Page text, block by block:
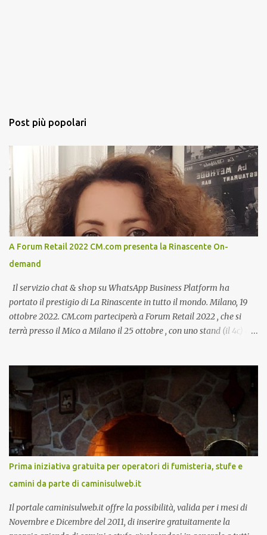
Post più popolari
A Forum Retail 2022 CM.com presenta la Rinascente On-
demand
Il servizio chat & shop su WhatsApp Business Platform ha
portato il prestigio di La Rinascente in tutto il mondo. Milano, 19
ottobre 2022. CM.com parteciperà a Forum Retail 2022 , che si
terrà presso il Mico a Milano il 25 ottobre , con uno stand (il 4c) e
tramite WhatsApp Business ”. Il primo appuntamento è per le ore
14:30 con Cristina Parigi, Country Manager di CM.com Italia, che
terrà una presentazione dal titolo:” Il presente e futuro del
Customer care omnicanale: come incontrare le aspettative dei
clienti ”. I punti che verranno affrontati sono il Customer care, lo
stato dell’arte e i punti di miglioramento, quali i molteplici canali di
comunicazione e quali utilizzare in ottica di miglioramento, le
previsioni da oggi al 2030 su come rispondere alle aspettative del
c...
Prima iniziativa gratuita per operatori di fumisteria, stufe e
camini da parte di caminisulweb.it
Il portale caminisulweb.it offre la possibilità, valida per i mesi di
Novembre e Dicembre del 2011, di inserire gratuitamente la